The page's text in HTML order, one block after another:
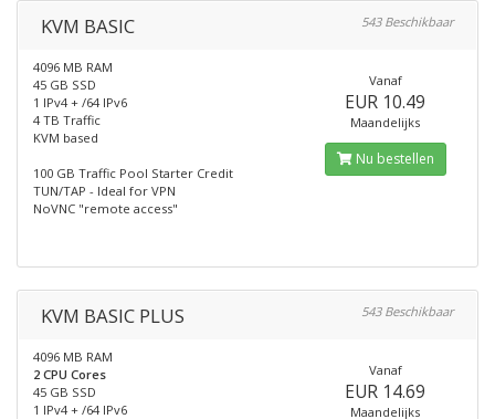
KVM BASIC 543 Beschikbaar
4096 MB RAM
45 GB SSD
1 IPv4 + /64 IPv6
4 TB Traffic
KVM based
100 GB Traffic Pool Starter Credit
TUN/TAP - Ideal for VPN
NoVNC "remote access"
Vanaf
EUR 10.49
Maandelijks
Nu bestellen
KVM BASIC PLUS 543 Beschikbaar
4096 MB RAM
2 CPU Cores
45 GB SSD
1 IPv4 + /64 IPv6
Vanaf
EUR 14.69
Maandelijks